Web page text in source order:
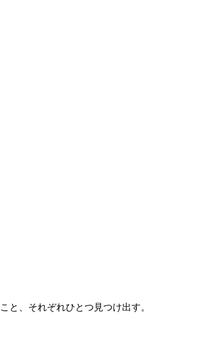
と、それぞれひとつ見つけ出す。